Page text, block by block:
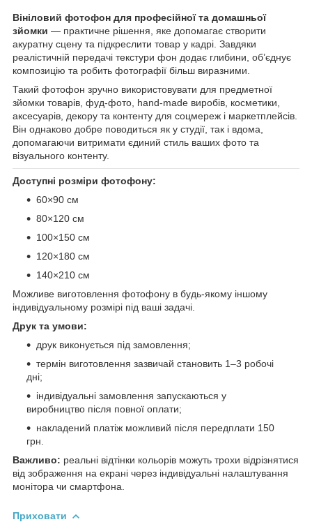
Вініловий фотофон для професійної та домашньої
зйомки — практичне рішення, яке допомагає створити
акуратну сцену та підкреслити товар у кадрі. Завдяки
реалістичній передачі текстури фон додає глибини, об’єднує
композицію та робить фотографії більш виразними.
Такий фотофон зручно використовувати для предметної
зйомки товарів, фуд-фото, hand-made виробів, косметики,
аксесуарів, декору та контенту для соцмереж і маркетплейсів.
Він однаково добре поводиться як у студії, так і вдома,
допомагаючи витримати єдиний стиль ваших фото та
візуального контенту.
Доступні розміри фотофону:
60×90 см
80×120 см
100×150 см
120×180 см
140×210 см
Можливе виготовлення фотофону в будь-якому іншому
індивідуальному розмірі під ваші задачі.
Друк та умови:
друк виконується під замовлення;
термін виготовлення зазвичай становить 1–3 робочі
дні;
індивідуальні замовлення запускаються у
виробництво після повної оплати;
накладений платіж можливий після передплати 150
грн.
Важливо: реальні відтінки кольорів можуть трохи відрізнятися
від зображення на екрані через індивідуальні налаштування
монітора чи смартфона.
Приховати